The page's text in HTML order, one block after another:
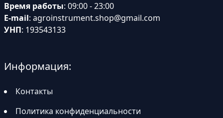
Время работы: 09:00 - 23:00
E-mail: agroinstrument.shop@gmail.com
УНП: 193543133
Информация:
Контакты
Политика конфиденциальности